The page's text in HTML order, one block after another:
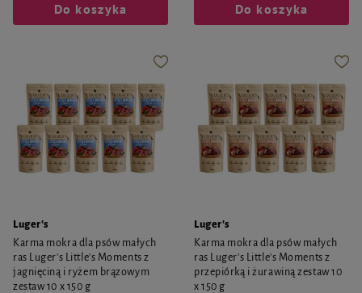
Do koszyka Do koszyka
Luger's
Karma mokra dla psów małych
ras Luger's Little's Moments z
jagnięciną i ryżem brązowym
zestaw 10 x 150 g
Luger's
Karma mokra dla psów małych
ras Luger's Little's Moments z
przepiórką i żurawiną zestaw 10
x 150 g